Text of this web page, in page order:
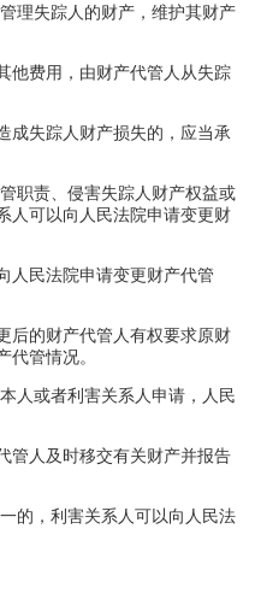
理失踪人的财产，维护其财产
他费用，由财产代管人从失踪
成失踪人财产损失的，应当承
职责、侵害失踪人财产权益或
人可以向人民法院申请变更财
人民法院申请变更财产代管
后的财产代管人有权要求原财
代管情况。
人或者利害关系人申请，人民
管人及时移交有关财产并报告
的，利害关系人可以向人民法